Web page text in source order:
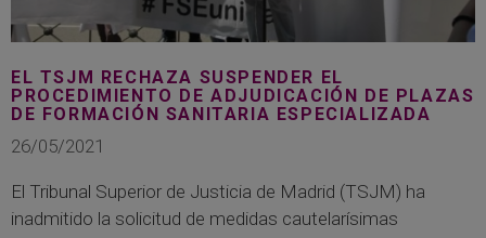
EL TSJM RECHAZA SUSPENDER EL
PROCEDIMIENTO DE ADJUDICACIÓN DE PLAZAS
DE FORMACIÓN SANITARIA ESPECIALIZADA
26/05/2021
El Tribunal Superior de Justicia de Madrid (TSJM) ha
inadmitido la solicitud de medidas cautelarísimas